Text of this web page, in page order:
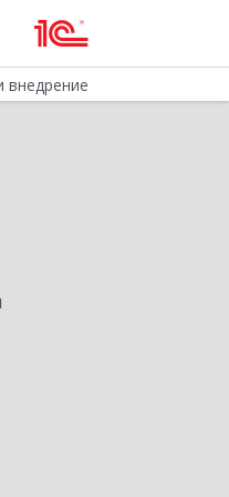
внедрение